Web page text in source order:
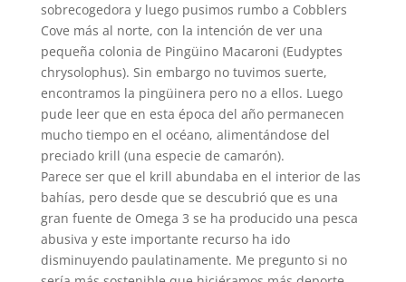
sobrecogedora y luego pusimos rumbo a Cobblers
Cove más al norte, con la intención de ver una
pequeña colonia de Pingüino Macaroni (Eudyptes
chrysolophus). Sin embargo no tuvimos suerte,
encontramos la pingüinera pero no a ellos. Luego
pude leer que en esta época del año permanecen
mucho tiempo en el océano, alimentándose del
preciado krill (una especie de camarón).
Parece ser que el krill abundaba en el interior de las
bahías, pero desde que se descubrió que es una
gran fuente de Omega 3 se ha producido una pesca
abusiva y este importante recurso ha ido
disminuyendo paulatinamente. Me pregunto si no